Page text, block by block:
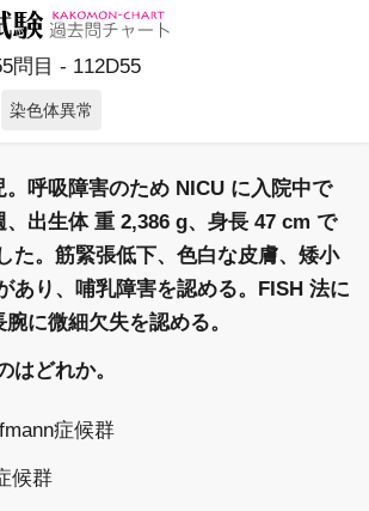
問目 - 112D55
染色体異常
。呼吸障害のため NICU に入院中で
、出生体 重 2,386 g、身長 47 cm で
た。筋緊張低下、色白な皮膚、矮小
あり、哺乳障害を認める。FISH 法に
に微細欠失を認める。
はどれか。
症候群
候群